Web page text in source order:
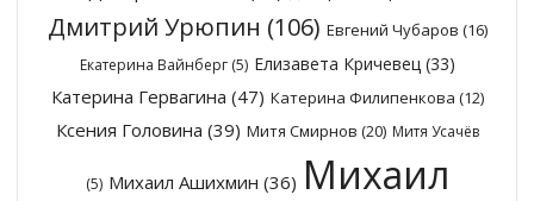
Дмитрий Урюпин (106) Евгений Чубаров (16)
Екатерина Вайнберг(5) Елизавета Кричевец (33)
Катерина Гервагина (47) Катерина Филипенкова (12)
Ксения Головина (39) Митя Смирнов (20) Митя Усачёв
(5) Михаил Ашихмин (36) Михаил